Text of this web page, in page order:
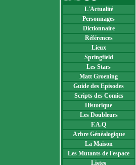
L'Actualité
Personnages
Dictionnaire
Références
Lieux
Springfield
Les Stars
Matt Groening
Guide des Episodes
Scripts des Comics
Historique
Les Doubleurs
F.A.Q
Arbre Généalogique
La Maison
Les Mutants de l'espace
Listes